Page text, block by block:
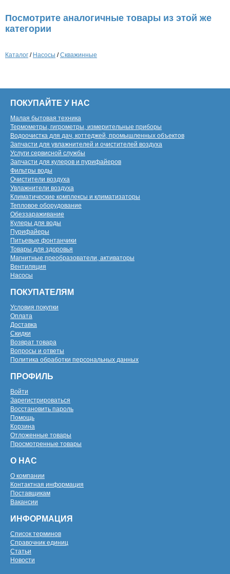
Посмотрите аналогичные товары из этой же
категории
Каталог / Насосы /Скважинные
ПОКУПАЙТЕ У НАС
Малая бытовая техника
Термометры, гигрометры, измерительные приборы
Водоочистка для дач, коттеджей, промышленных объектов
Запчасти для увлажнителей и очистителей воздуха
Услуги сервисной службы
Запчасти для кулеров и пурифайеров
Фильтры воды
Очистители воздуха
Увлажнители воздуха
Климатические комплексы и климатизаторы
Тепловое оборудование
Обеззараживание
Кулеры для воды
Пурифайеры
Питьевые фонтанчики
Товары для здоровья
Магнитные преобразователи, активаторы
Вентиляция
Насосы
ПОКУПАТЕЛЯМ
Условия покупки
Оплата
Доставка
Скидки
Возврат товара
Вопросы и ответы
Политика обработки персональных данных
ПРОФИЛЬ
Войти
Зарегистрироваться
Восстановить пароль
Помощь
Корзина
Отложенные товары
Просмотренные товары
О НАС
О компании
Контактная информация
Поставщикам
Вакансии
ИНФОРМАЦИЯ
Список терминов
Справочник единиц
Статьи
Новости